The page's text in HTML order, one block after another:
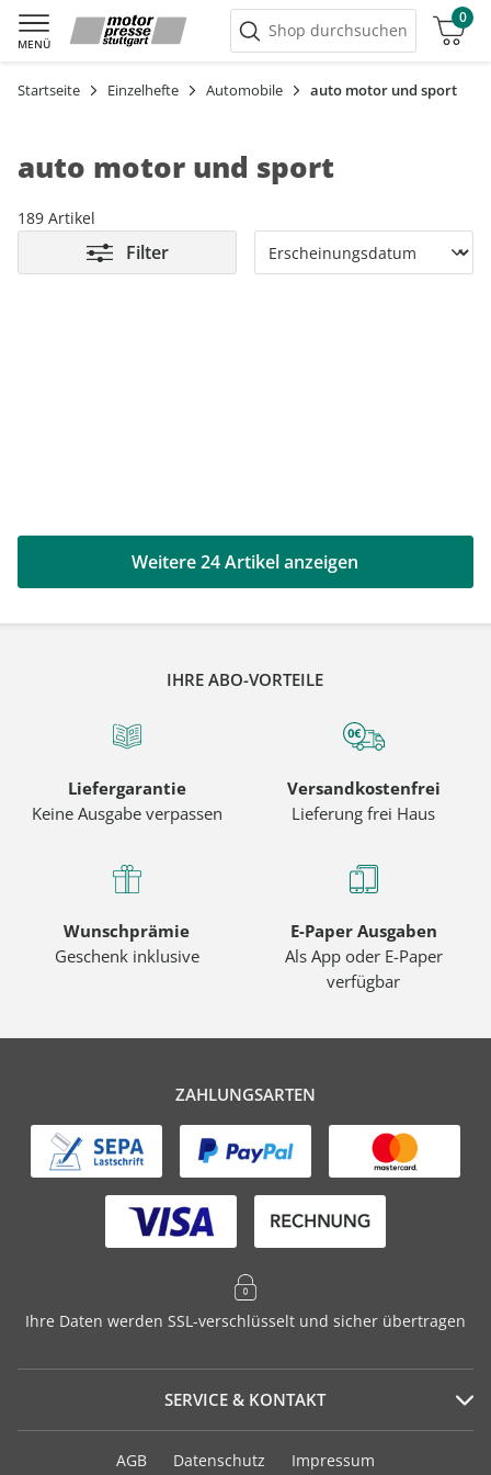
MENÜ
Shop durchsuchen
0
Warenkorb
Startseite Einzelhefte Automobile auto motor und sport
auto motor und sport
189 Artikel
Filter
Weitere 24 Artikel anzeigen
IHRE ABO-VORTEILE
Liefergarantie
Keine Ausgabe verpassen
Versandkostenfrei
Lieferung frei Haus
Wunschprämie
Geschenk inklusive
E-Paper Ausgaben
Als App oder E-Paper
verfügbar
ZAHLUNGSARTEN
Ihre Daten werden SSL-verschlüsselt und sicher übertragen
SERVICE & KONTAKT
Serviceportal
AGB Datenschutz Impressum